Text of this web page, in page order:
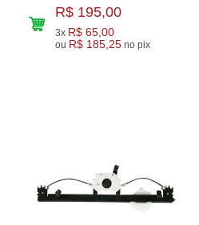
R$ 195,00
3x R$ 65,00
ou R$ 185,25 no pix